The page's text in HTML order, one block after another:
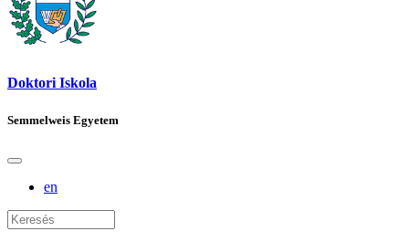
Doktori Iskola
Semmelweis Egyetem
en